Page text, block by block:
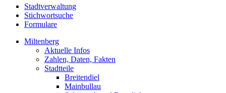
Stadtverwaltung
Stichwortsuche
Formulare
Miltenberg
Aktuelle Infos
Zahlen, Daten, Fakten
Stadtteile
Breitendiel
Mainbullau